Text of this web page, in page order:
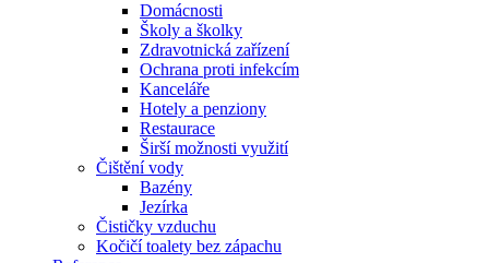
Domácnosti
Školy a školky
Zdravotnická zařízení
Ochrana proti infekcím
Kanceláře
Hotely a penziony
Restaurace
Širší možnosti využití
Čištění vody
Bazény
Jezírka
Čističky vzduchu
Kočičí toalety bez zápachu